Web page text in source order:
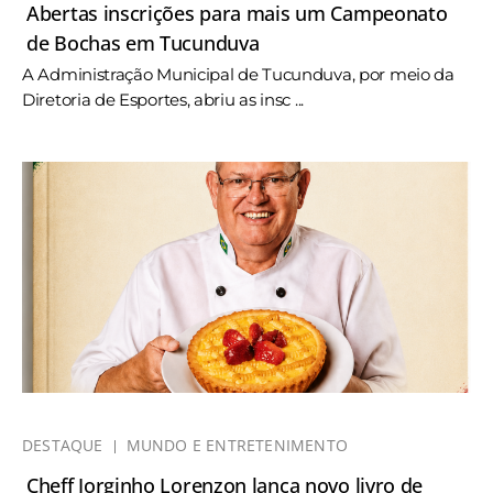
Abertas inscrições para mais um Campeonato
de Bochas em Tucunduva
A Administração Municipal de Tucunduva, por meio da
Diretoria de Esportes, abriu as insc ...
DESTAQUE MUNDO E ENTRETENIMENTO
Cheff Jorginho Lorenzon lança novo livro de